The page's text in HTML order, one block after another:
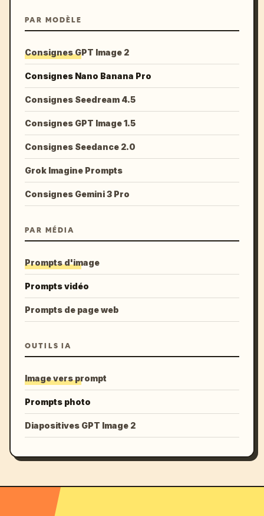
PAR MODÈLE
Consignes GPT Image 2
Consignes Nano Banana Pro
Consignes Seedream 4.5
Consignes GPT Image 1.5
Consignes Seedance 2.0
Grok Imagine Prompts
Consignes Gemini 3 Pro
PAR MÉDIA
Prompts d'image
Prompts vidéo
Prompts de page web
OUTILS IA
Image vers prompt
Prompts photo
Diapositives GPT Image 2